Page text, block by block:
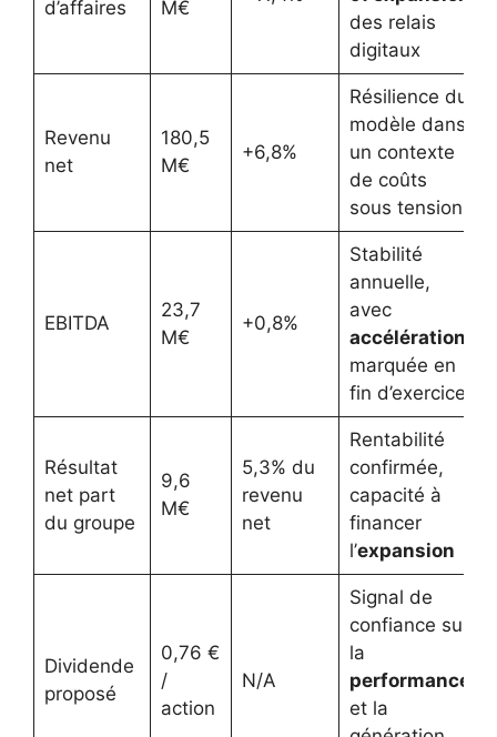
d’affaires
M€
des relais
digitaux
Revenu
net
180,5
M€
+6,8%
Résilience du
modèle dans
un contexte
de coûts
sous tension
EBITDA
23,7
M€
+0,8%
Stabilité
annuelle,
avec
accélération
marquée en
fin d’exercice
Résultat
net part
du groupe
9,6
M€
5,3% du
revenu
net
Rentabilité
confirmée,
capacité à
financer
l’expansion
Dividende
proposé
0,76 €
/
action
N/A
Signal de
confiance sur
la
performance
et la